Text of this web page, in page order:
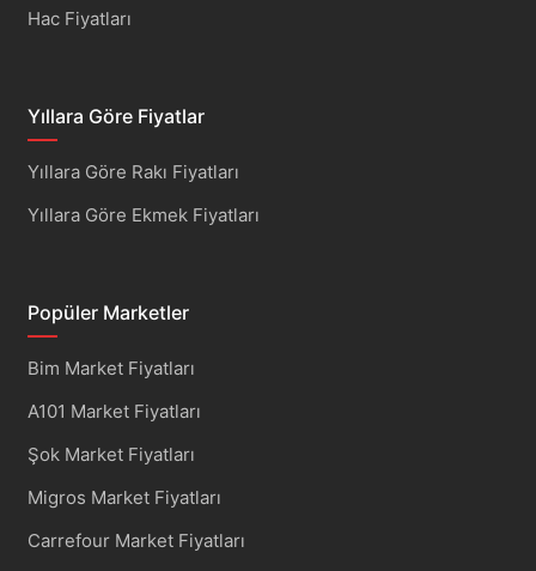
Hac Fiyatları
Yıllara Göre Fiyatlar
Yıllara Göre Rakı Fiyatları
Yıllara Göre Ekmek Fiyatları
Popüler Marketler
Bim Market Fiyatları
A101 Market Fiyatları
Şok Market Fiyatları
Migros Market Fiyatları
Carrefour Market Fiyatları